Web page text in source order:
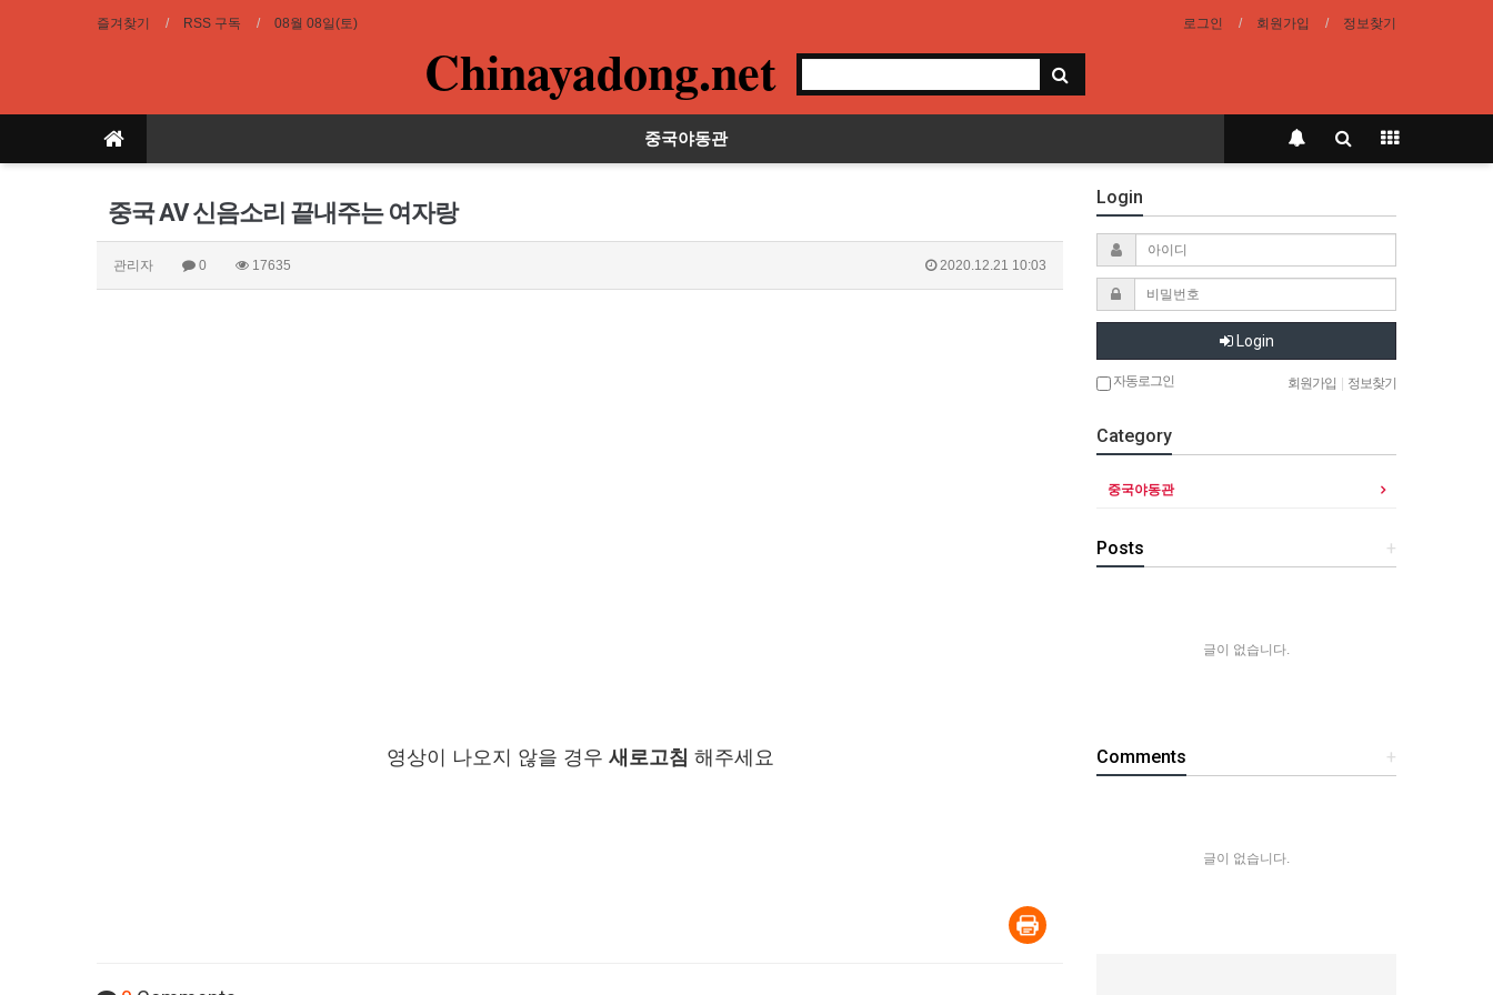
즐겨찾기 RSS 구독 08월 08일(토) 로그인 회원가입 정보찾기
Chinayadong.net
중국야동관
중국 AV 신음소리 끝내주는 여자랑
관리자 0 17635 2020.12.21 10:03
영상이 나오지 않을 경우 새로고침 해주세요
Login
Login
자동로그인 회원가입 정보찾기
Category
중국야동관
+
Posts
글이 없습니다.
+
Comments
글이 없습니다.